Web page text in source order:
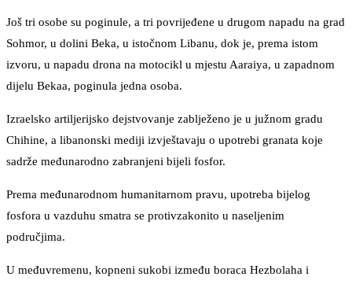
Još tri osobe su poginule, a tri povrijeđene u drugom napadu na grad
Sohmor, u dolini Beka, u istočnom Libanu, dok je, prema istom
izvoru, u napadu drona na motocikl u mjestu Aaraiya, u zapadnom
dijelu Bekaa, poginula jedna osoba.
Izraelsko artiljerijsko dejstvovanje zablježeno je u južnom gradu
Chihine, a libanonski mediji izvještavaju o upotrebi granata koje
sadrže međunarodno zabranjeni bijeli fosfor.
Prema međunarodnom humanitarnom pravu, upotreba bijelog
fosfora u vazduhu smatra se protivzakonito u naseljenim
područjima.
U međuvremenu, kopneni sukobi između boraca Hezbolaha i